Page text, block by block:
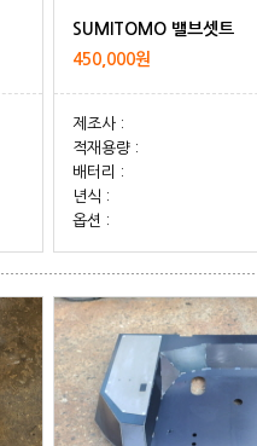
SUMITOMO 밸브셋트
450,000원
제조사 :
적재용량 :
배터리 :
년식 :
옵션 :